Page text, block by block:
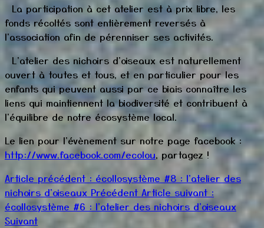
La participation à cet atelier est à prix libre, les
fonds récoltés sont entièrement reversés à
l'association afin de pérenniser ses activités.
L'atelier des nichoirs d'oiseaux est naturellement
ouvert à toutes et tous, et en particulier pour les
enfants qui peuvent aussi par ce biais connaître les
liens qui maintiennent la biodiversité et contribuent à
l'équilibre de notre écosystème local.
Le lien pour l'évènement sur notre page facebook :
http://www.facebook.com/ecolou, partagez !
Article précédent : écollosystème #8 : l'atelier des
nichoirs d'oiseaux Précédent Article suivant :
écollosystème #6 : l'atelier des nichoirs d'oiseaux
Suivant